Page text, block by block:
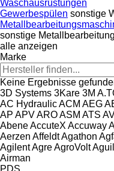
Waschausrüstungen
Gewerbespülen sonstige
sonstige
alle anzeigen
Marke
Keine Ergebnisse
3D Systems 3Kare 3M
AC HydraulicACM AEG
AP APVAROASM ATS
AbeneAccuteX Accuway
Aerzen AffeldtAgathon
AgilentAgreAgroVolt
Airman
PDS